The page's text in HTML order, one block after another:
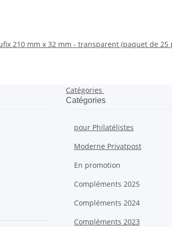
210 mm x 32 mm - transparent (paquet de 25
Catégories
Catégories
pour Philatélistes
Moderne Privatpost
En promotion
Compléments 2025
Compléments 2024
Compléments 2023